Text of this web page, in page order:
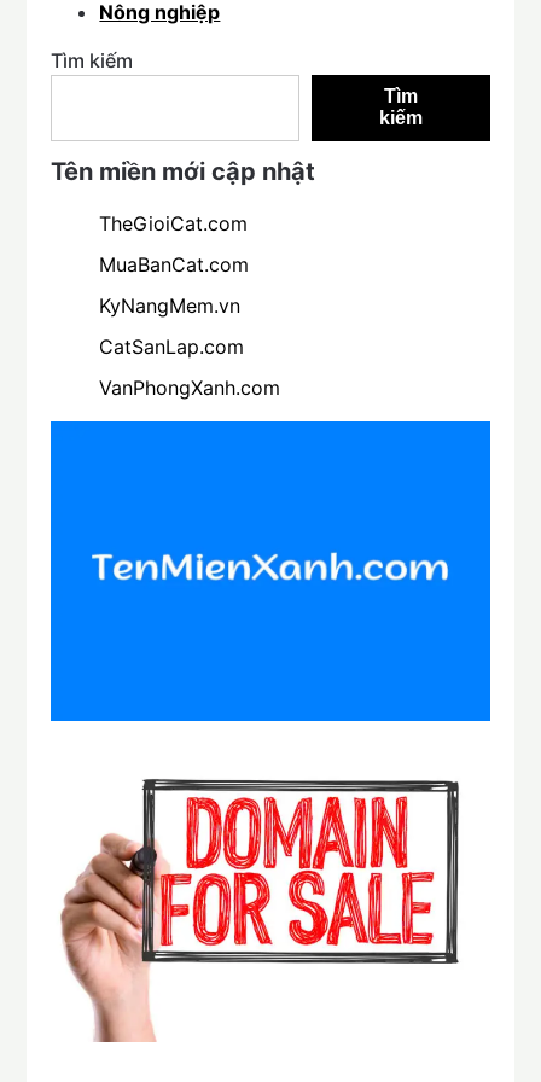
Nông nghiệp
Tìm kiếm
Tìm
kiếm
Tên miền mới cập nhật
TheGioiCat.com
MuaBanCat.com
KyNangMem.vn
CatSanLap.com
VanPhongXanh.com